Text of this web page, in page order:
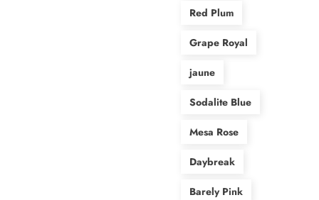
Red Plum
Grape Royal
jaune
Sodalite Blue
Mesa Rose
Daybreak
Barely Pink